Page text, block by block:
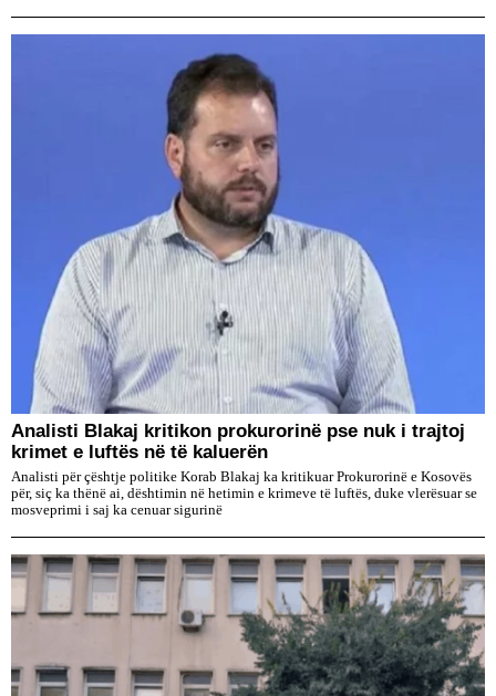
​Analisti Blakaj kritikon prokurorinë pse nuk i trajtoj
krimet e luftës në të kaluerën
Analisti për çështje politike Korab Blakaj ka kritikuar Prokurorinë e Kosovës
për, siç ka thënë ai, dështimin në hetimin e krimeve të luftës, duke vlerësuar se
mosveprimi i saj ka cenuar sigurinë